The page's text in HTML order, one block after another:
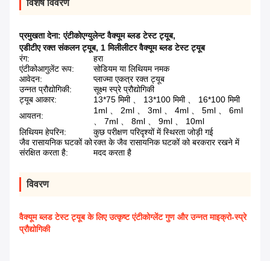
विशेष विवरण
प्रमुखता देना:एंटीकोएग्युलेन्ट वैक्यूम ब्लड टेस्ट ट्यूब,
एडीटीए रक्त संकलन ट्यूब, 1 मिलीलीटर वैक्यूम ब्लड टेस्ट ट्यूब
रंग:
हरा
एंटीकोआगुलेंट रूप:
सोडियम या लिथियम नमक
आवेदन:
प्लाज्मा एकत्र रक्त ट्यूब
उन्नत प्रौद्योगिकी:
सूक्ष्म स्प्रे प्रौद्योगिकी
ट्यूब आकार:
13*75 मिमी 、 13*100 मिमी 、 16*100 मिमी
आयतन:
1ml 、 2ml 、 3ml 、 4ml 、 5ml 、 6ml
、 7ml 、 8ml 、 9ml 、 10ml
लिथियम हेपरिन:
कुछ परीक्षण परिदृश्यों में स्थिरता जोड़ी गई
जैव रासायनिक घटकों को
संरक्षित करता है:
रक्त के जैव रासायनिक घटकों को बरकरार रखने में
मदद करता है
विवरण
वैक्यूम ब्लड टेस्ट ट्यूब के लिए उत्कृष्ट एंटीकोग्लेंट गुण और उन्नत माइक्रो-स्प्रे
प्रौद्योगिकी